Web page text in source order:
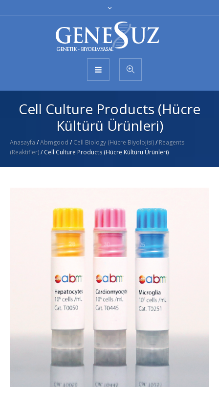
Cell Culture Products (Hücre
Kültürü Ürünleri)
Anasayfa /Abmgood / Cell Biology (Hücre Biyolojisi)/ Reagents
(Reaktifler)/ Cell Culture Products (Hücre Kültürü Ürünleri)